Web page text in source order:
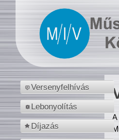
Versenyfelhívás
Lebonyolítás
Díjazás
A